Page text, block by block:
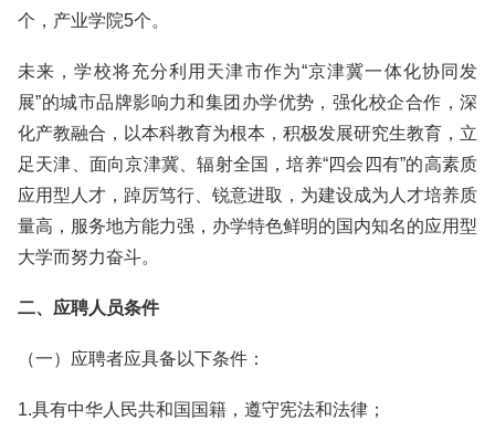
个，产业学院5个。
未来，学校将充分利用天津市作为“京津冀一体化协同发
展”的城市品牌影响力和集团办学优势，强化校企合作，深
化产教融合，以本科教育为根本，积极发展研究生教育，立
足天津、面向京津冀、辐射全国，培养“四会四有”的高素质
应用型人才，踔厉笃行、锐意进取，为建设成为人才培养质
量高，服务地方能力强，办学特色鲜明的国内知名的应用型
大学而努力奋斗。
二、应聘人员条件
（一）应聘者应具备以下条件：
1.具有中华人民共和国国籍，遵守宪法和法律；